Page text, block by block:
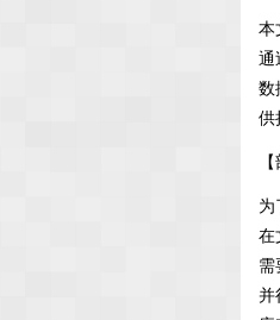
本
通
数
供
为
在
需
并